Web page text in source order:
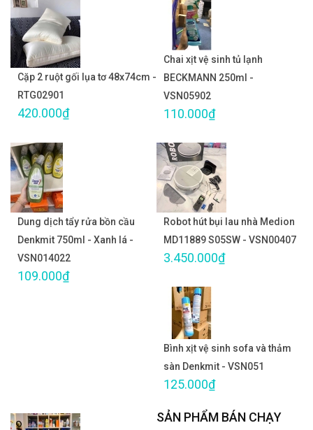
Cặp 2 ruột gối lụa tơ 48x74cm -
RTG02901
420.000₫
Chai xịt vệ sinh tủ lạnh
BECKMANN 250ml -
VSN05902
110.000₫
Dung dịch tẩy rửa bồn cầu
Denkmit 750ml - Xanh lá -
VSN014022
109.000₫
Robot hút bụi lau nhà Medion
MD11889 S05SW - VSN00407
3.450.000₫
Bình xịt vệ sinh sofa và thảm
sàn Denkmit - VSN051
125.000₫
SẢN PHẨM BÁN CHẠY